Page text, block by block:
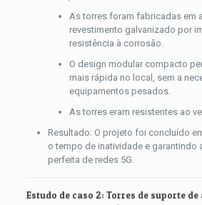
As torres foram fabricadas em
revestimento galvanizado por
resistência à corrosão.
O design modular compacto
mais rápida no local, sem a
equipamentos pesados.
As torres eram resistentes ao
Resultado: O projeto foi concluído
o tempo de inatividade e garantindo
perfeita de redes 5G.
Estudo de caso 2: Torres de suporte de